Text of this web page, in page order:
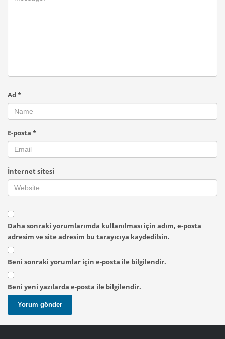
Ad*
E-posta *
İnternet sitesi
Daha sonraki yorumlarımda kullanılması için adım, e-posta
adresim ve site adresim bu tarayıcıya kaydedilsin.
Beni sonraki yorumlar için e-posta ile bilgilendir.
Beni yeni yazılarda e-posta ile bilgilendir.